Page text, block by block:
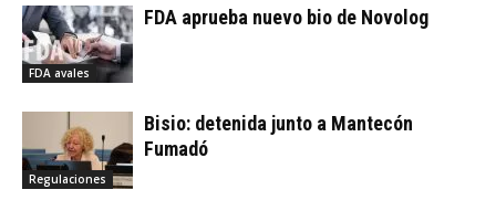
FDA avales
FDA aprueba nuevo bio de Novolog
Regulaciones
Bisio: detenida junto a Mantecón
Fumadó